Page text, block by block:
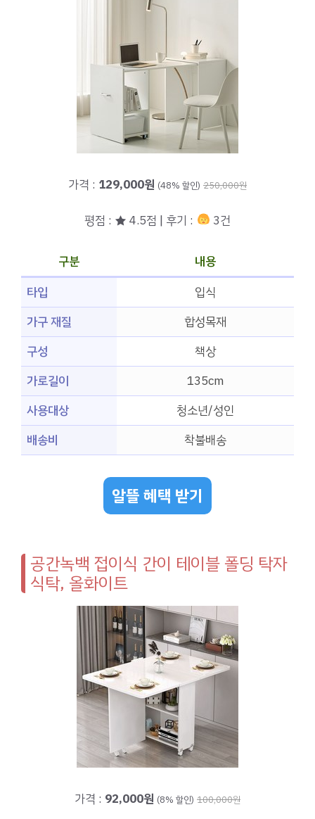
가격 : 129,000원 (48% 할인) 250,000원
평점 : ★ 4.5점 | 후기 : 3건
구분
내용
타입
입식
가구 재질
합성목재
구성
책상
가로길이
135cm
사용대상
청소년/성인
배송비
착불배송
알뜰 혜택 받기
공간녹백 접이식 간이 테이블 폴딩 탁자
식탁, 올화이트
가격 : 92,000원 (8% 할인) 100,000원